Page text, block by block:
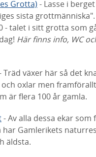
Grotta) - Lasse i
sista grottmänniska".
- talet i sitt grotta som
Här finns info, WC
Träd växer här så det
oxlar men
är flera 100 år gamla.
- Av alla dessa ekar som
har Gamlerikets
äldsta.